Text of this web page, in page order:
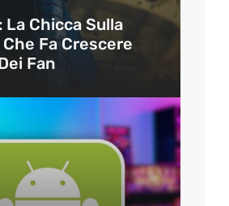
La Chicca Sulla
Fa Crescere
Fan